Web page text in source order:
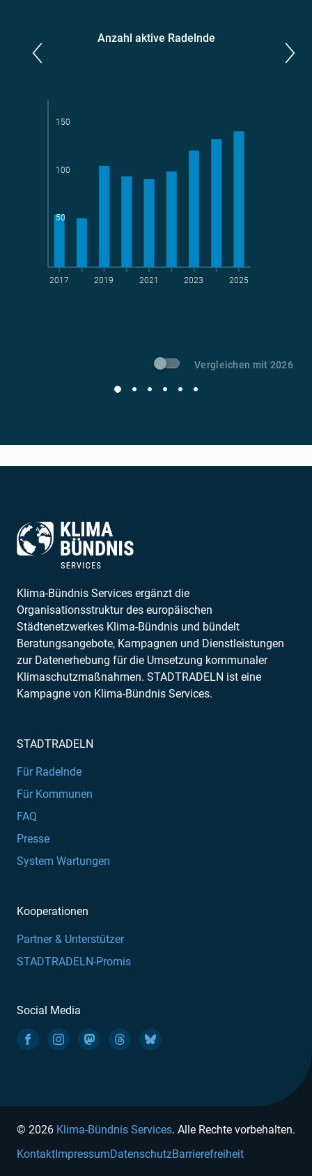
-Vermeidung
Anzahl aktive Radelnde
2017 2019 2021 2023 2025
50
100
150
Vergleichen mit 2026
Klima-Bündnis Services ergänzt die
Organisationsstruktur des europäischen
Städtenetzwerkes Klima-Bündnis und bündelt
Beratungsangebote, Kampagnen und Dienstleistungen
zur Datenerhebung für die Umsetzung kommunaler
Klimaschutzmaßnahmen. STADTRADELN ist eine
Kampagne von Klima-Bündnis Services.
STADTRADELN
Für Radelnde
Für Kommunen
FAQ
Presse
System Wartungen
Kooperationen
Partner & Unterstützer
STADTRADELN-Promis
Social Media
© 2026 Klima-Bündnis Services. Alle Rechte vorbehalten.
KontaktImpressumDatenschutzBarrierefreiheit